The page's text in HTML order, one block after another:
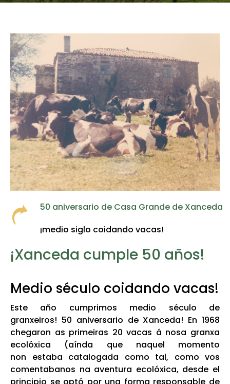
TLF |981 687 007
50 aniversario de Casa Grande de Xanceda
¡medio siglo coidando vacas!
¡Xanceda cumple 50 años!
Medio século coidando vacas!
Este año cumprimos medio século de
granxeiros! 50 aniversario de Xanceda! En 1968
chegaron as primeiras 20 vacas á nosa granxa
ecolóxica (aínda que naquel momento
non estaba catalogada como tal, como vos
comentabanos na aventura ecolóxica, desde el
principio se optó por una forma responsable de